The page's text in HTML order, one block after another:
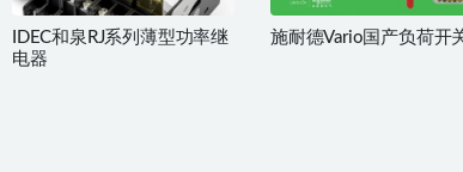
IDEC和泉RJ系列薄型功率继
电器
施耐德Vario国产负荷开